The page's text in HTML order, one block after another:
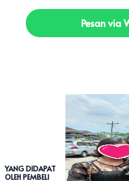
Pesan via
YANG DIDAPAT
OLEH PEMBELI